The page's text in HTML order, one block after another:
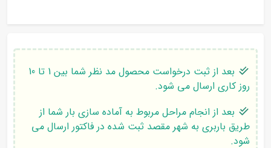
بعد از ثبت درخواست محصول مد نظر شما بین 1 تا 10
روز کاری ارسال می شود.
بعد از انجام مراحل مربوط به آماده سازی بار شما از
طریق باربری به شهر مقصد ثبت شده در فاکتور ارسال می
شود.